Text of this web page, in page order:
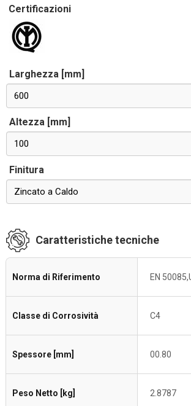
Certificazioni
Larghezza [mm]
600
Altezza [mm]
100
Finitura
Zincato a Caldo
Caratteristiche tecniche
Norma di Riferimento EN
Classe di Corrosività C4
Spessore [mm] 00.80
Peso Netto [kg] 2.8787